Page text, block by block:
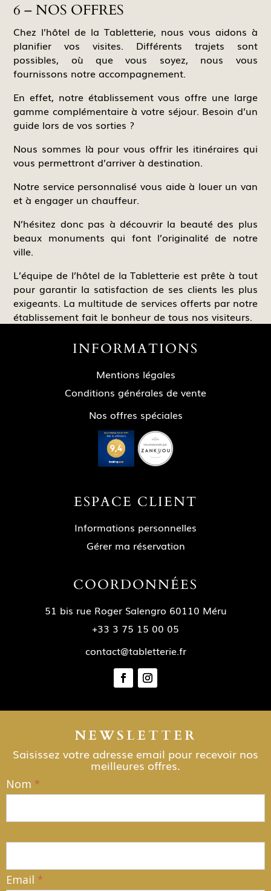
6 – NOS OFFRES
Chez l’hôtel de la Tabletterie, nous vous aidons à
planifier vos visites. Différents trajets sont
possibles, où que vous soyez, nous vous
fournissons notre accompagnement.
En effet, notre établissement vous offre une large
gamme complémentaire à votre séjour. Besoin d’un
guide lors de vos sorties ?
Nous sommes là pour vous offrir les itinéraires qui
vous permettront d’arriver à destination.
Notre service personnalisé vous aide à louer un van
et à engager un chauffeur.
N’hésitez donc pas à découvrir la beauté des plus
beaux monuments qui font l’originalité de notre
ville.
L’équipe de l’hôtel de la Tabletterie est prête à tout
pour garantir la satisfaction de ses clients les plus
exigeants. La multitude de services offerts par notre
établissement fait le bonheur de tous nos visiteurs.
INFORMATIONS
Mentions légales
Conditions générales de vente
Nos offres spéciales
ESPACE CLIENT
Informations personnelles
Gérer ma réservation
COORDONNÉES
51 bis rue Roger Salengro 60110 Méru
+33 3 75 15 00 05
contact@tabletterie.fr
NEWSLETTER
Saisissez votre adresse email pour recevoir nos
meilleures offres.
NEWSLETTER
Nom *
Email *